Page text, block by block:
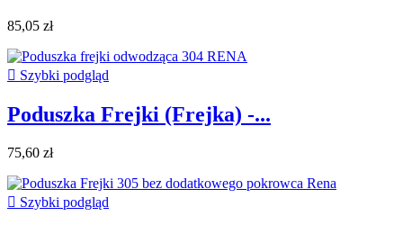
85,05 zł
 Szybki podgląd
Poduszka Frejki (Frejka) -...
75,60 zł
 Szybki podgląd